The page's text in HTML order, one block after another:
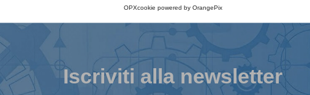
OPXcookie powered by OrangePix
Iscriviti alla newsletter